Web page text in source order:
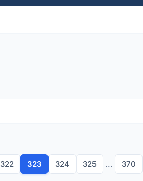
322 323 324 325 ... 370